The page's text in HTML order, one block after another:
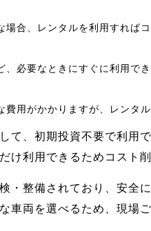
合、レンタルを利用すれば
必要なときにすぐに利用で
費用がかかりますが、レンタ
て、初期投資不要で利用
け利用できるためコスト
・整備されており、安全
車両を選べるため、現場